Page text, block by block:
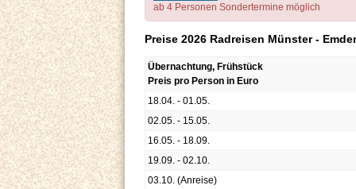
ab 4 Personen Sondertermine möglich
Preise 2026 Radreisen Münster -
Übernachtung, Frühstück
Preis pro Person in Euro
18.04. - 01.05.
02.05. - 15.05.
16.05. - 18.09.
19.09. - 02.10.
03.10. (Anreise)